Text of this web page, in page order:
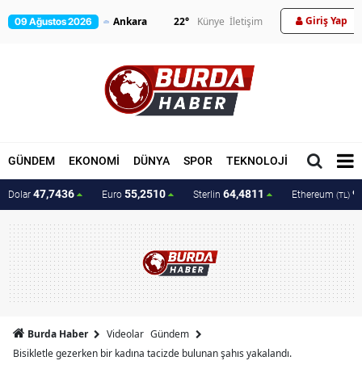
09 Ağustos 2026 22° Künye İletişim Giriş Yap
GÜNDEM EKONOMİ DÜNYA SPOR TEKNOLOJİ MAGAZİN
Dolar 47,7436 Euro 55,2510 Sterlin 64,4811 Ethereum (TL)
Burda Haber Videolar Gündem
Bisikletle gezerken bir kadına tacizde bulunan şahıs yakalandı.